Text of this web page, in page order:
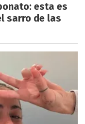
esta es
sarro de las